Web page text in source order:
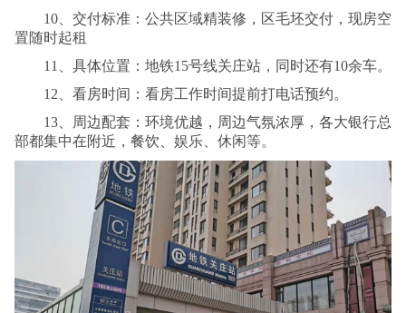
10、交付标准：公共区域精装修，区毛坯交付，现房空
置随时起租
11、具体位置：地铁15号线关庄站，同时还有10余车。
12、看房时间：看房工作时间提前打电话预约。
13、周边配套：环境优越，周边气氛浓厚，各大银行总
部都集中在附近，餐饮、娱乐、休闲等。